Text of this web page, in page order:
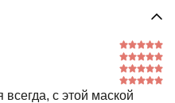
с этой маской